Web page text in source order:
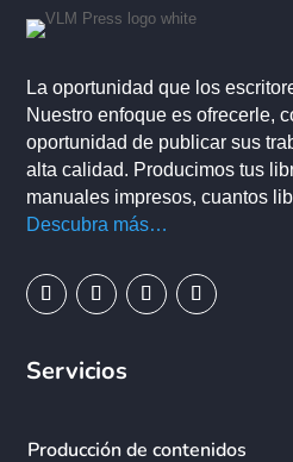
La oportunidad que los
Nuestro enfoque es ofrecerle,
oportunidad de publicar sus
alta calidad. Producimos tus
manuales impresos, cuantos
Descubra más…
Servicios
Producción de contenidos